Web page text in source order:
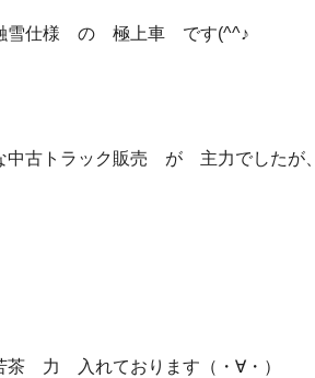
雪仕様 の 極上車 です(^^♪
古トラック販売 が 主力でしたが、
力 入れております（・∀・）